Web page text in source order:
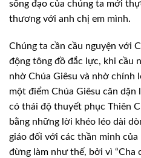
sống đạo của chúng ta mới
thương với anh chị em mình.
Chúng ta cần cầu nguyện với
động tông đồ đắc lực, khi cầu
nhờ Chúa Giêsu và nhờ chính
một điểm Chúa Giêsu căn dặn
có thái độ thuyết phục Thiên
bằng những lời khéo léo dài
giáo đối với các thần minh của
đừng làm như thế, bởi vì “Cha